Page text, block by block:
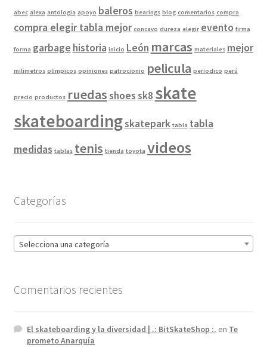
abec alexa antologia apoyo baleros bearings blog comentarios compra
compra elegir tabla mejor concavo dureza elegir evento firma
forma garbage historia inicio León marcas materiales mejor
milimetros olimpicos opiniones patrocionio pelicula periodico perú
precio productos ruedasshoessk8 skate
skateboardingskatepark tabla tabla
medidas tablas tenis tienda toyota videos
Categorías
Selecciona una categoría
Comentarios recientes
El skateboarding y la diversidad | .: BitSkateShop :. en Te
prometo Anarquía